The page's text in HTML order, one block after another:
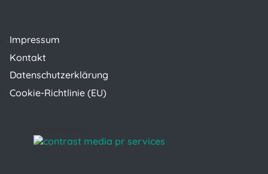
Impressum
Kontakt
Datenschutzerklärung
Cookie-Richtlinie (EU)